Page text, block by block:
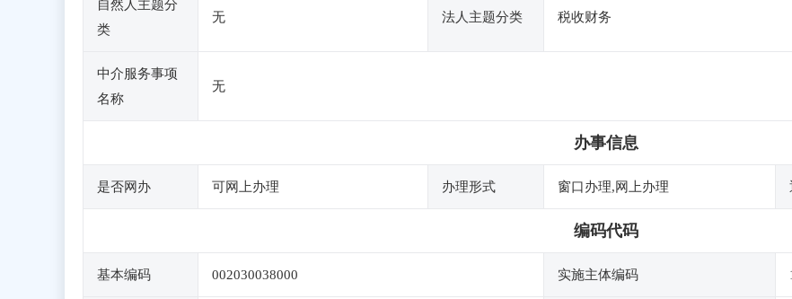
自然人主题分
类
无 法人主题分类 税收财务
中介服务事项
名称
无
办事信息
是否网办 可网上办理 办理形式 窗口办理,网上办理
编码代码
基本编码 002030038000 实施主体编码